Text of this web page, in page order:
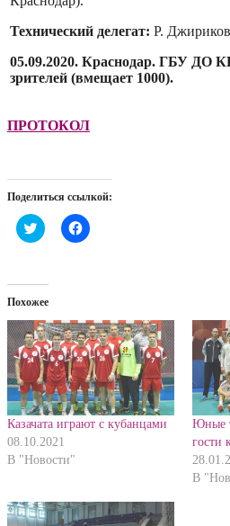
Технический делегат: Р.
05.09.2020. Краснодар. ГБУ ДО
зрителей (вмещает 1000).
ПРОТОКОЛ
Поделиться ссылкой:
Нажмите,
чтобы
(Открывается
новом
окне)
Нажмите,
чтобы
окне)
Похожее
Казачата играют с кубанцами
08.10.2021
В "Новости"
Юные
гости
В